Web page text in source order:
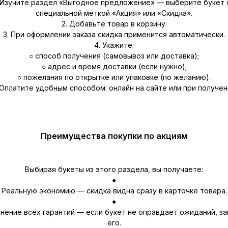
Изучите раздел «Выгодное предложение» — выберите букет
специальной меткой «Акция» или «Скидка».
2. Добавьте товар в корзину.
3. При оформлении заказа скидка применится автоматически.
4. Укажите:
○ способ получения (самовывоз или доставка);
○ адрес и время доставки (если нужно);
○ пожелания по открытке или упаковке (по желанию).
удобным способом: онлайн на сайте или при
Преимущества покупки по акциям
Выбирая букеты из этого раздела, вы получаете:
●
Реальную экономию — скидка видна сразу в карточке товара.
●
всех гарантий — если букет не оправдает ожиданий,
его.